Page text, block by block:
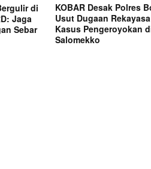
di
Jaga
Sebar
KOBAR Desak Polres
Usut Dugaan Rekayasa
Kasus Pengeroyokan
Salomekko